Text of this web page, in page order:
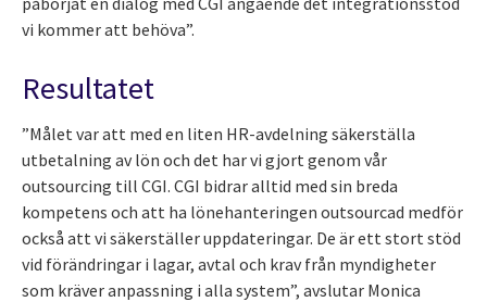
vi kommer att behöva”.
Resultatet
”Målet var att med en liten HR-avdelning säkerställa
utbetalning av lön och det har vi gjort genom vår
outsourcing till CGI. CGI bidrar alltid med sin breda
kompetens och att ha lönehanteringen outsourcad medför
också att vi säkerställer uppdateringar. De är ett stort stöd
vid förändringar i lagar, avtal och krav från myndigheter
som kräver anpassning i alla system”, avslutar Monica